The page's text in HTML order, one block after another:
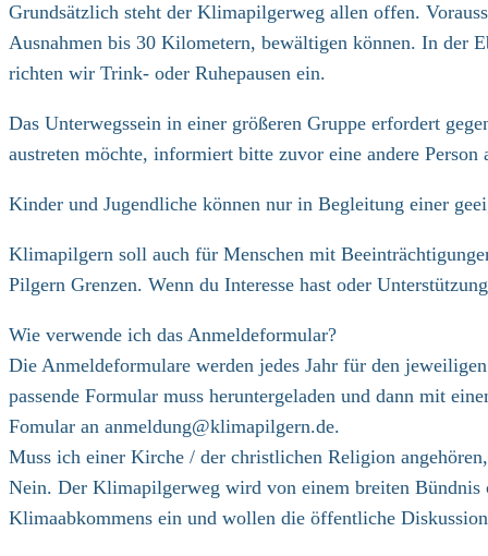
Grundsätzlich steht der Klimapilgerweg allen offen.
Ausnahmen bis 30 Kilometern, bewältigen können. In der
richten wir Trink- oder Ruhepausen ein.
Das Unterwegssein in einer größeren Gruppe erfordert
austreten möchte, informiert bitte zuvor eine andere Person
Kinder und Jugendliche können nur in Begleitung einer
Klimapilgern soll auch für Menschen mit
Pilgern Grenzen. Wenn du Interesse hast oder
Wie verwende ich das Anmeldeformular?
Die Anmeldeformulare werden jedes Jahr für den
passende Formular muss heruntergeladen und dann mit
Fomular an anmeldung@klimapilgern.de.
Muss ich einer Kirche / der christlichen Religion
Nein. Der Klimapilgerweg wird von einem breiten Bündnis
Klimaabkommens ein und wollen die öffentliche